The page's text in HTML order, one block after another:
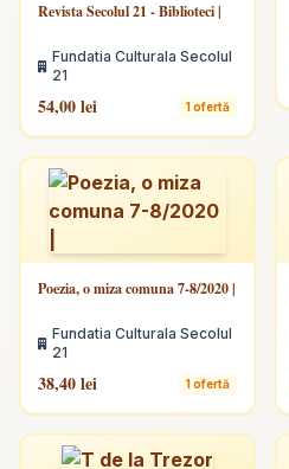
Revista Secolul 21 - Biblioteci |
Fundatia Culturala Secolul
21
54,00 lei 1 ofertă
Poezia, o miza comuna 7-8/2020 |
Fundatia Culturala Secolul
21
38,40 lei 1 ofertă